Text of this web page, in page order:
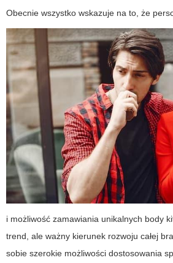
Obecnie wszystko wskazuje na to, że
i możliwość zamawiania unikalnych body
trend, ale ważny kierunek rozwoju całej
sobie szerokie możliwości dostosowania